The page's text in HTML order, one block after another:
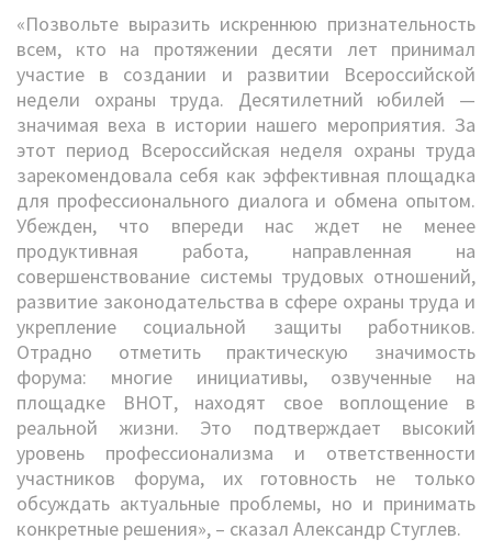
«Позвольте выразить искреннюю признательность
всем, кто на протяжении десяти лет принимал
участие в создании и развитии Всероссийской
недели охраны труда. Десятилетний юбилей —
значимая веха в истории нашего мероприятия. За
этот период Всероссийская неделя охраны труда
зарекомендовала себя как эффективная площадка
для профессионального диалога и обмена опытом.
Убежден, что впереди нас ждет не менее
продуктивная работа, направленная на
совершенствование системы трудовых отношений,
развитие законодательства в сфере охраны труда и
укрепление социальной защиты работников.
Отрадно отметить практическую значимость
форума: многие инициативы, озвученные на
площадке ВНОТ, находят свое воплощение в
реальной жизни. Это подтверждает высокий
уровень профессионализма и ответственности
участников форума, их готовность не только
обсуждать актуальные проблемы, но и принимать
конкретные решения», – сказал Александр Стуглев.